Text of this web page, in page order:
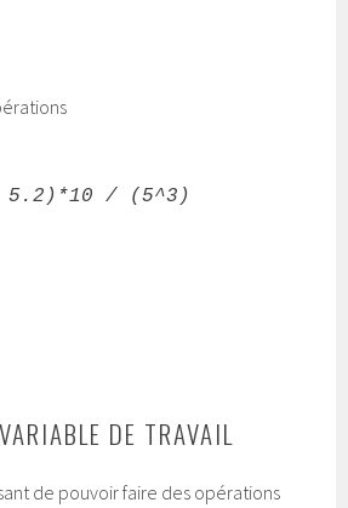
/ (5^3)
DE TRAVAIL
de pouvoir faire des opérations